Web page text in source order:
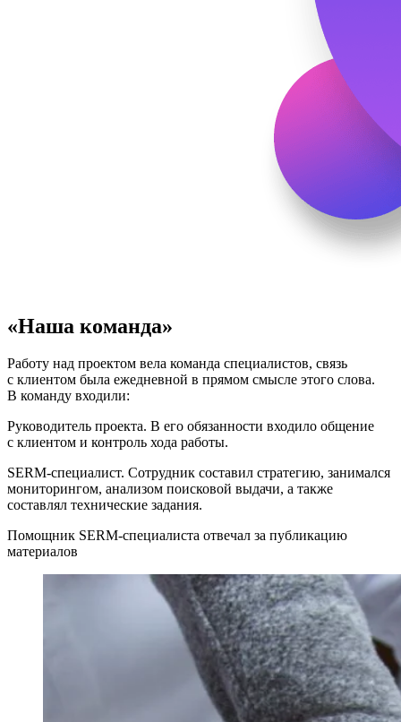
«Наша команда»
Работу над проектом вела команда специалистов, связь
с клиентом была ежедневной в прямом смысле этого слова.
В команду входили:
Руководитель проекта. В его обязанности входило общение
с клиентом и контроль хода работы.
SERM-специалист. Сотрудник составил стратегию, занимался
мониторингом, анализом поисковой выдачи, а также
составлял технические задания.
Помощник SERM-специалиста отвечал за публикацию
материалов